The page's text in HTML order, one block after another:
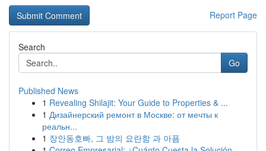
Report Page
Search
Go
Published News
1 Revealing Shilajit: Your Guide to Properties & ...
1 Дизайнерский ремонт в Москве: от мечты к
реальн...
1 장안동호빠, 그 밤의 요란함 과 아픔